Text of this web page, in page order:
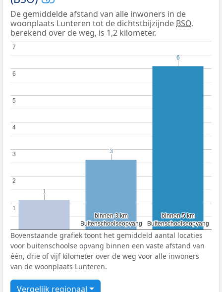
De gemiddelde afstand van alle inwoners in de
woonplaats Lunteren tot de dichtstbijzijnde BSO,
berekend over de weg, is 1,2 kilometer.
Buitenschoolseopvang
Buitenschoolseopvang
binnen 3 km
binnen 3 km
Buitenschoolseopvang
Buitenschoolseopvang
binnen 5 km
binnen 5 km
11
2
2
3
3
4
4
5
5
6
6
7
7
1
1
3
3
6
6
Bovenstaande grafiek toont het gemiddeld aantal locaties
voor buitenschoolse opvang binnen een vaste afstand van
één, drie of vijf kilometer over de weg voor alle inwoners
van de woonplaats Lunteren.
Vergelijk regionaal